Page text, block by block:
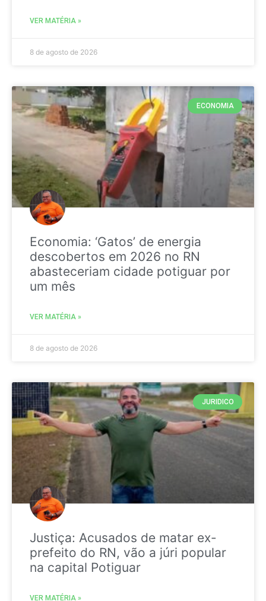
VER MATÉRIA »
8 de agosto de 2026
ECONOMIA
Economia: ‘Gatos’ de energia
descobertos em 2026 no RN
abasteceriam cidade potiguar por
um mês
VER MATÉRIA »
8 de agosto de 2026
JURIDICO
Justiça: Acusados de matar ex-
prefeito do RN, vão a júri popular
na capital Potiguar
VER MATÉRIA »